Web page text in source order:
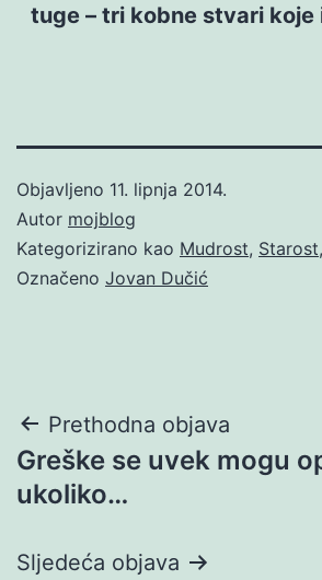
tuge – tri kobne stvari koje
Objavljeno 11. lipnja 2014.
Autor mojblog
Kategorizirano kao Mudrost, Starost,
Označeno Jovan Dučić
Navigacija
objava
Prethodna objava
Greške se uvek mogu
ukoliko…
Sljedeća objava